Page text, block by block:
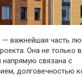
— важнейшая часть
Она не только
напрямую связана с
долговечностью